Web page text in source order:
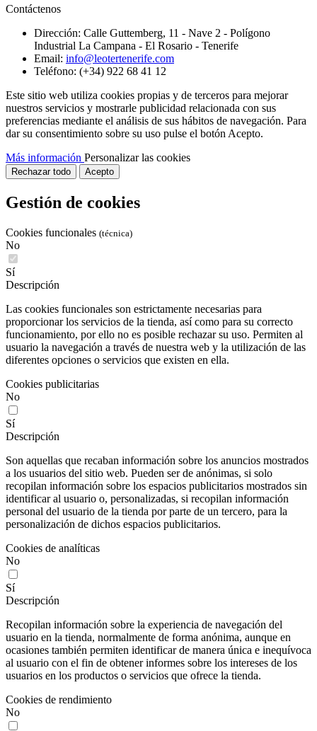
Contáctenos
Dirección: Calle Guttemberg, 11 - Nave 2 - Polígono
Industrial La Campana - El Rosario - Tenerife
Email: info@leotertenerife.com
Teléfono: (+34) 922 68 41 12
Este sitio web utiliza cookies propias y de terceros para mejorar
nuestros servicios y mostrarle publicidad relacionada con sus
preferencias mediante el análisis de sus hábitos de navegación. Para
dar su consentimiento sobre su uso pulse el botón Acepto.
Más información Personalizar las cookies
Rechazar todo Acepto
Gestión de cookies
Cookies funcionales (técnica)
No
Sí
Descripción
Las cookies funcionales son estrictamente necesarias para
proporcionar los servicios de la tienda, así como para su correcto
funcionamiento, por ello no es posible rechazar su uso. Permiten al
usuario la navegación a través de nuestra web y la utilización de las
diferentes opciones o servicios que existen en ella.
Cookies publicitarias
No
Sí
Descripción
Son aquellas que recaban información sobre los anuncios mostrados
a los usuarios del sitio web. Pueden ser de anónimas, si solo
recopilan información sobre los espacios publicitarios mostrados sin
identificar al usuario o, personalizadas, si recopilan información
personal del usuario de la tienda por parte de un tercero, para la
personalización de dichos espacios publicitarios.
Cookies de analíticas
No
Sí
Descripción
Recopilan información sobre la experiencia de navegación del
usuario en la tienda, normalmente de forma anónima, aunque en
ocasiones también permiten identificar de manera única e inequívoca
al usuario con el fin de obtener informes sobre los intereses de los
usuarios en los productos o servicios que ofrece la tienda.
Cookies de rendimiento
No